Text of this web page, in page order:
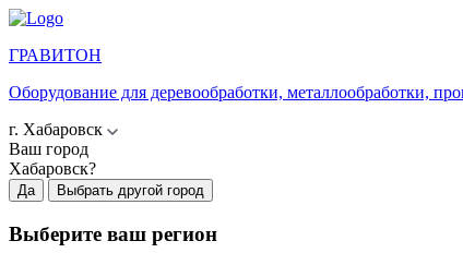
ГРАВИТОН
Оборудование для деревообработки, металлообработки,
г. Хабаровск
Ваш город
Хабаровск?
Да Выбрать другой город
Выберите ваш регион